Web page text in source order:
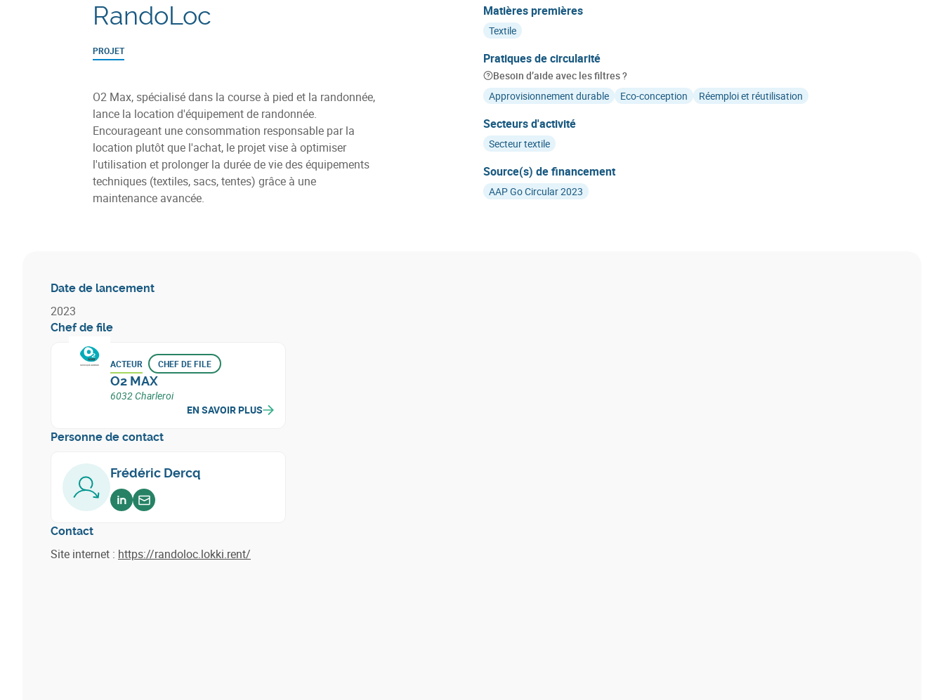
RandoLoc
PROJET
O2 Max, spécialisé dans la course à pied et la randonnée,
lance la location d'équipement de randonnée.
Encourageant une consommation responsable par la
location plutôt que l'achat, le projet vise à optimiser
l'utilisation et prolonger la durée de vie des équipements
techniques (textiles, sacs, tentes) grâce à une
maintenance avancée.
Matières premières
Textile
Pratiques de circularité
Besoin d’aide avec les filtres ?
Approvisionnement durable
Eco-conception Réemploi et réutilisation
Secteurs d'activité
Secteur textile
Source(s) de financement
AAP Go Circular 2023
Date de lancement
2023
Chef de file
ACTEUR CHEF DE FILE
O2 MAX
6032 Charleroi
EN SAVOIR PLUS
Personne de contact
Frédéric Dercq
Voir sur linkedin
Envoyer un email
Contact
Site internet : https://randoloc.lokki.rent/